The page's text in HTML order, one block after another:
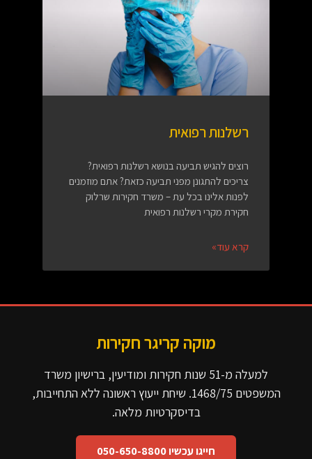
רשלנות רפואית
רוצים להגיש תביעה בנושא רשלנות רפואית?
צריכים להתגונן מפני תביעה כזאת? אתם מוזמנים
לפנות אלינו בכל עת – משרד חקירות שרלוק
חקירת מקרי רשלנות רפואית
קרא עוד»
מוקה קריגר חקירות
למעלה מ-51 שנות חקירות ומודיעין, ברישיון משרד
המשפטים 1468/75. שיחת ייעוץ ראשונה ללא התחייבות,
בדיסקרטיות מלאה.
חייגו עכשיו 050-650-8800